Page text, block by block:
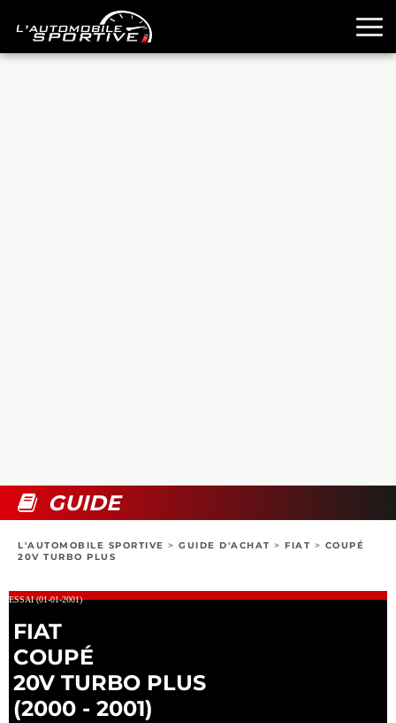
BOUTIQUE
GUIDE
L'AUTOMOBILE SPORTIVE > GUIDE D'ACHAT > FIAT > COUPÉ
20V TURBO PLUS
ESSAI (01-01-2001)
FIAT
COUPÉ
20V TURBO PLUS
(2000 - 2001)